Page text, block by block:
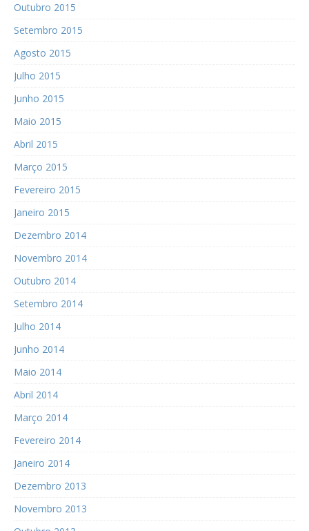
Outubro 2015
Setembro 2015
Agosto 2015
Julho 2015
Junho 2015
Maio 2015
Abril 2015
Março 2015
Fevereiro 2015
Janeiro 2015
Dezembro 2014
Novembro 2014
Outubro 2014
Setembro 2014
Julho 2014
Junho 2014
Maio 2014
Abril 2014
Março 2014
Fevereiro 2014
Janeiro 2014
Dezembro 2013
Novembro 2013